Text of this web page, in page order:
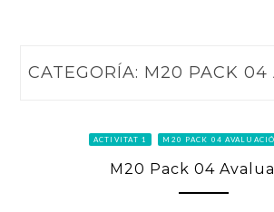
CATEGORÍA: M20 PACK 04
ACTIVITAT 1 M20 PACK 04 AVALUACIÓ
M20 Pack 04